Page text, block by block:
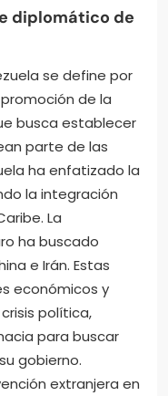
diplomático de
se define por
de la
busca establecer
parte de las
ha enfatizado la
la integración
La
ha buscado
e Irán. Estas
económicos y
política,
para buscar
gobierno.
extranjera en